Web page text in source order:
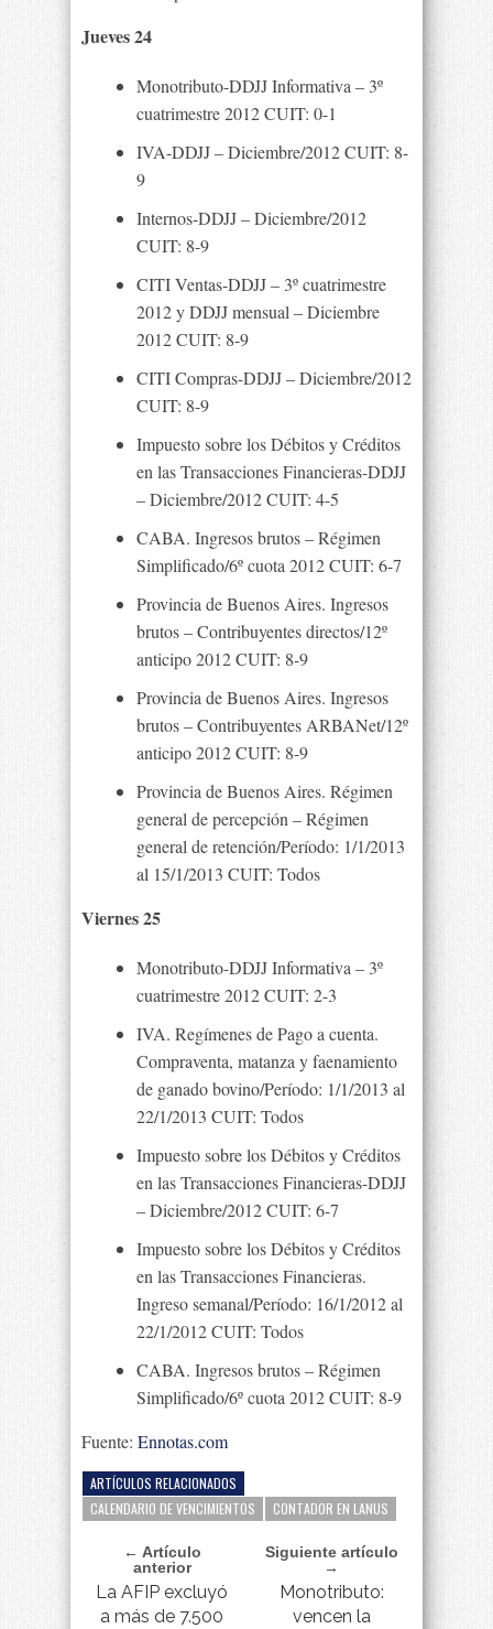
Jueves 24
Monotributo-DDJJ Informativa – 3º
cuatrimestre 2012 CUIT: 0-1
IVA-DDJJ – Diciembre/2012 CUIT: 8-
9
Internos-DDJJ – Diciembre/2012
CUIT: 8-9
CITI Ventas-DDJJ – 3º cuatrimestre
2012 y DDJJ mensual – Diciembre
2012 CUIT: 8-9
CITI Compras-DDJJ – Diciembre/2012
CUIT: 8-9
Impuesto sobre los Débitos y Créditos
en las Transacciones Financieras-DDJJ
– Diciembre/2012 CUIT: 4-5
CABA. Ingresos brutos – Régimen
Simplificado/6º cuota 2012 CUIT: 6-7
Provincia de Buenos Aires. Ingresos
brutos – Contribuyentes directos/12º
anticipo 2012 CUIT: 8-9
Provincia de Buenos Aires. Ingresos
brutos – Contribuyentes ARBANet/12º
anticipo 2012 CUIT: 8-9
Provincia de Buenos Aires. Régimen
general de percepción – Régimen
general de retención/Período: 1/1/2013
al 15/1/2013 CUIT: Todos
Viernes 25
Monotributo-DDJJ Informativa – 3º
cuatrimestre 2012 CUIT: 2-3
IVA. Regímenes de Pago a cuenta.
Compraventa, matanza y faenamiento
de ganado bovino/Período: 1/1/2013 al
22/1/2013 CUIT: Todos
Impuesto sobre los Débitos y Créditos
en las Transacciones Financieras-DDJJ
– Diciembre/2012 CUIT: 6-7
Impuesto sobre los Débitos y Créditos
en las Transacciones Financieras.
Ingreso semanal/Período: 16/1/2012 al
22/1/2012 CUIT: Todos
CABA. Ingresos brutos – Régimen
Simplificado/6º cuota 2012 CUIT: 8-9
Fuente: Ennotas.com
ARTÍCULOS RELACIONADOS
CALENDARIO DE VENCIMIENTOS
CONTADOR EN LANUS
← Artículo
anterior
La AFIP excluyó
a más de 7.500
Siguiente artículo
→
Monotributo:
vencen la